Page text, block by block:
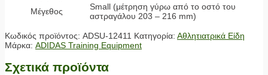
Μέγεθος
Small (μέτρηση γύρω από το οστό του
αστραγάλου 203 – 216 mm)
Κωδικός προϊόντος: ADSU-12411 Κατηγορία: Αθλητιατρικά Είδη
Μάρκα: ADIDAS Training Equipment
Σχετικά προϊόντα